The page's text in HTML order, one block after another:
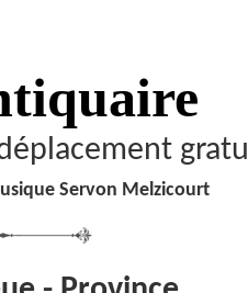
Servon Melzicourt